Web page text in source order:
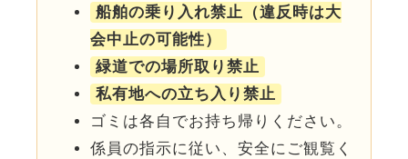
船舶の乗り入れ禁止（違反時は大
会中止の可能性）
緑道での場所取り禁止
私有地への立ち入り禁止
ゴミは各自でお持ち帰りください。
係員の指示に従い、安全にご観覧く